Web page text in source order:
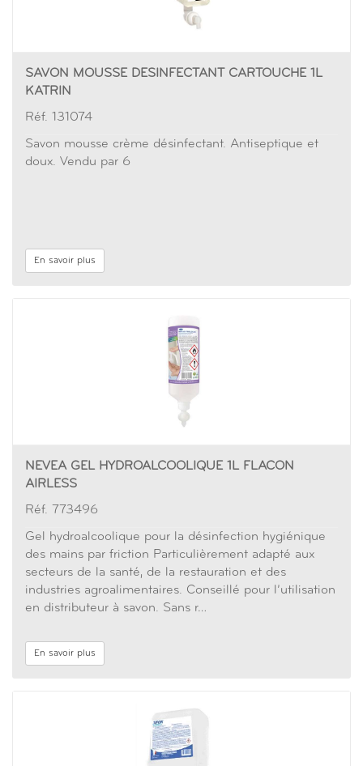
SAVON MOUSSE DESINFECTANT CARTOUCHE 1L
KATRIN
Réf. 131074
Savon mousse crème désinfectant. Antiseptique et
doux. Vendu par 6
En savoir plus
NEVEA GEL HYDROALCOOLIQUE 1L FLACON
AIRLESS
Réf. 773496
Gel hydroalcoolique pour la désinfection hygiénique
des mains par friction Particulièrement adapté aux
secteurs de la santé, de la restauration et des
industries agroalimentaires. Conseillé pour l’utilisation
en distributeur à savon. Sans r…
En savoir plus